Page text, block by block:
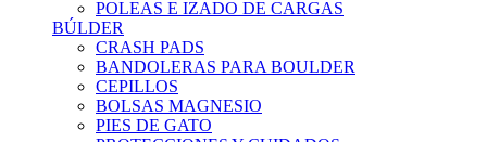
POLEAS E IZADO DE CARGAS
BÚLDER
CRASH PADS
BANDOLERAS PARA BOULDER
CEPILLOS
BOLSAS MAGNESIO
PIES DE GATO